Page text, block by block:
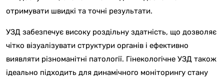
отримувати швидкі та точні результати.
УЗД забезпечує високу роздільну здатність, що дозволяє
чітко візуалізувати структури органів і ефективно
виявляти різноманітні патології. Гінекологічне УЗД також
ідеально підходить для динамічного моніторингу стану